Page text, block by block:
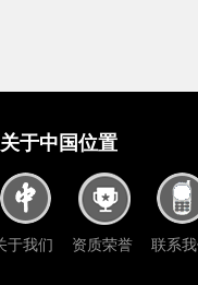
关于中国位置
于我们 资质荣誉 联系